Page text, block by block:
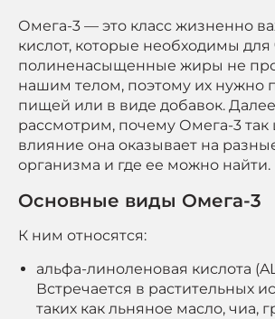
Омега-3 — это класс жизненно
кислот, которые необходимы для
полиненасыщенные жиры не
нашим телом, поэтому их нужно
пищей или в виде добавок.
рассмотрим, почему Омега-3 так
влияние она оказывает на
организма и где ее можно найти.
Основные виды Омега-3
К ним относятся:
альфа-линоленовая кислота
Встречается в растительных
таких как льняное масло, чиа,